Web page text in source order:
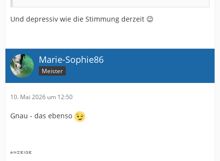
Und depressiv wie die Stimmung derzeit 😉
Marie-Sophie86
Meister
10. Mai 2026 um 12:50
Gnau - das ebenso